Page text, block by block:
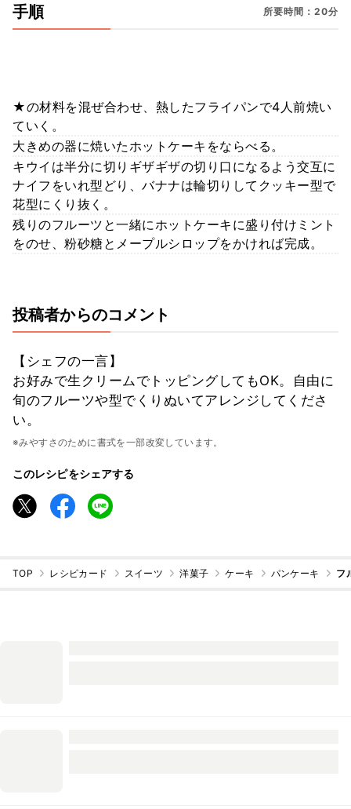
手順 所要時間：20分
★の材料を混ぜ合わせ、熱したフライパンで4人前焼い
ていく。
大きめの器に焼いたホットケーキをならべる。
キウイは半分に切りギザギザの切り口になるよう交互に
ナイフをいれ型どり、バナナは輪切りしてクッキー型で
花型にくり抜く。
残りのフルーツと一緒にホットケーキに盛り付けミント
をのせ、粉砂糖とメープルシロップをかければ完成。
投稿者からのコメント
【シェフの一言】
お好みで生クリームでトッピングしてもOK。自由に
旬のフルーツや型でくりぬいてアレンジしてくださ
い。
※みやすさのために書式を一部改変しています。
このレシピをシェアする
TOP レシピカード スイーツ 洋菓子 ケーキ パンケーキ フ